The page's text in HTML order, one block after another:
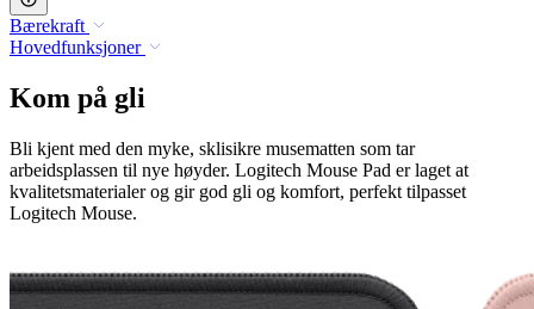
Bærekraft
Hovedfunksjoner
Kom på gli
Bli kjent med den myke, sklisikre musematten som tar
arbeidsplassen til nye høyder. Logitech Mouse Pad er laget at
kvalitetsmaterialer og gir god gli og komfort, perfekt tilpasset
Logitech Mouse.